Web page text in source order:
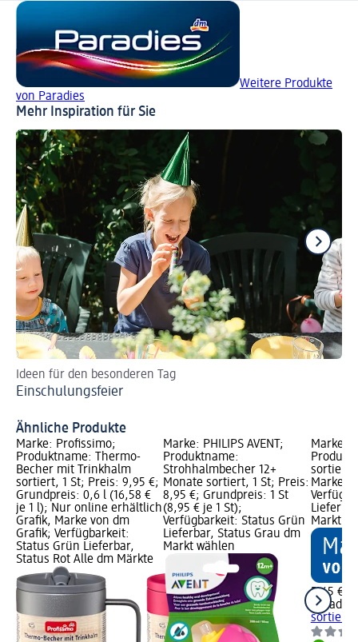
Weitere Produkte
von Paradies
Mehr Inspiration für Sie
Ideen für den besonderen Tag
Einschulungsfeier
Ähnliche Produkte
Marke: Profissimo;
Produktname: Thermo-
Becher mit Trinkhalm
sortiert, 1 St; Preis: 9,95 €;
Grundpreis: 0,6 l (16,58 €
je 1 l); Nur online erhältlich
Grafik, Marke von dm
Grafik; Verfügbarkeit:
Status Grün Lieferbar,
Status Rot Alle dm Märkte
Marke: PHILIPS AVENT;
Produktname:
Strohhalmbecher 12+
Monate sortiert, 1 St; Preis:
8,95 €; Grundpreis: 1 St
(8,95 € je 1 St);
Verfügbarkeit: Status Grün
Lieferbar, Status Grau dm
Markt wählen
Marke:
sortiert,
Marke
Markt
5,45 €
Paradies
sortiert,